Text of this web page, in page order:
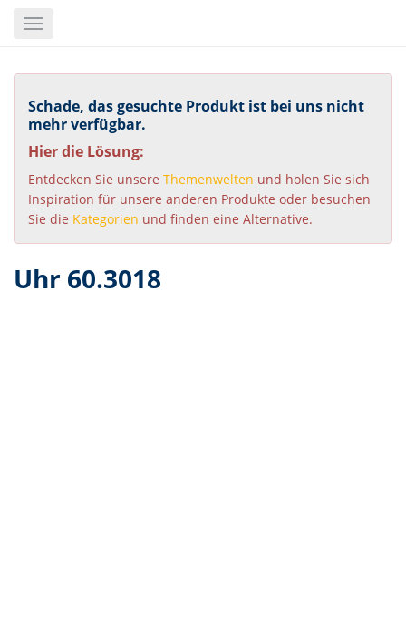
content
Toggle
Schade, das gesuchte Produkt ist bei uns nicht
mehr verfügbar.
Hier die Lösung:
Entdecken Sie unsere Themenwelten und holen Sie sich
Inspiration für unsere anderen Produkte oder besuchen
Sie die Kategorien und finden eine Alternative.
Uhr 60.3018